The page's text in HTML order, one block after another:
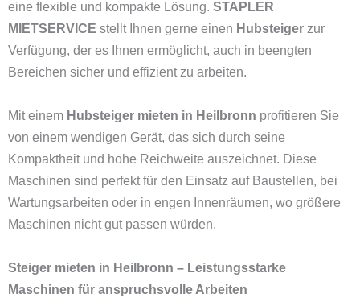
eine flexible und kompakte Lösung. STAPLER
MIETSERVICE stellt Ihnen gerne einen Hubsteiger zur
Verfügung, der es Ihnen ermöglicht, auch in beengten
Bereichen sicher und effizient zu arbeiten.
Mit einem Hubsteiger mieten in Heilbronn profitieren Sie
von einem wendigen Gerät, das sich durch seine
Kompaktheit und hohe Reichweite auszeichnet. Diese
Maschinen sind perfekt für den Einsatz auf Baustellen, bei
Wartungsarbeiten oder in engen Innenräumen, wo größere
Maschinen nicht gut passen würden.
Steiger mieten in Heilbronn – Leistungsstarke
Maschinen für anspruchsvolle Arbeiten